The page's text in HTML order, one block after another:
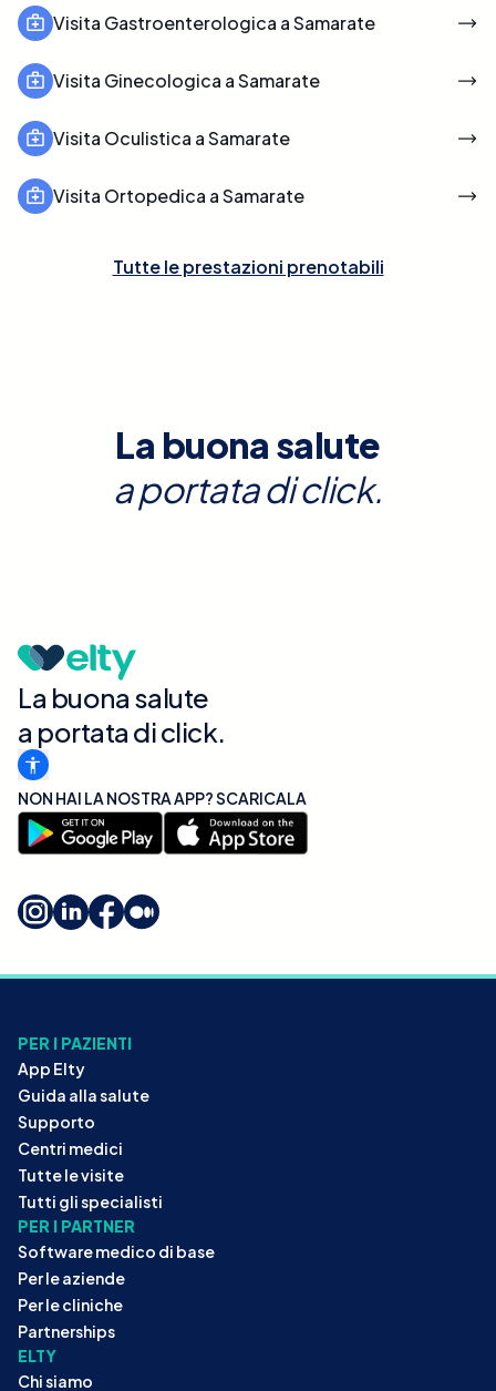
Visita Gastroenterologica a Samarate
Visita Ginecologica a Samarate
Visita Oculistica a Samarate
Visita Ortopedica a Samarate
Tutte le prestazioni prenotabili
La buona salute
a portata di click.
La buona salute
a portata di click.
NON HAI LA NOSTRA APP? SCARICALA
PER I PAZIENTI
App Elty
Guida alla salute
Supporto
Centri medici
Tutte le visite
Tutti gli specialisti
PER I PARTNER
Software medico di base
Per le aziende
Per le cliniche
Partnerships
ELTY
Chi siamo